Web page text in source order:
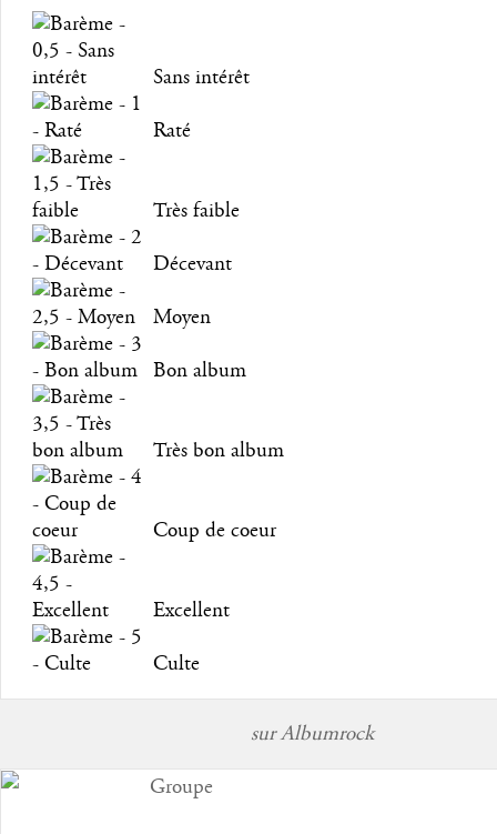
Sans intérêt
Raté
Très faible
Décevant
Moyen
Bon album
Très bon album
Coup de coeur
Excellent
Culte
sur Albumrock
Groupe